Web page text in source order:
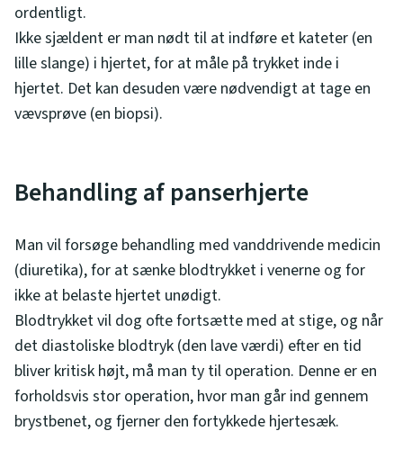
ordentligt.
Ikke sjældent er man nødt til at indføre et kateter (en
lille slange) i hjertet, for at måle på trykket inde i
hjertet. Det kan desuden være nødvendigt at tage en
vævsprøve (en biopsi).
Behandling af panserhjerte
Man vil forsøge behandling med vanddrivende medicin
(diuretika), for at sænke blodtrykket i venerne og for
ikke at belaste hjertet unødigt.
Blodtrykket vil dog ofte fortsætte med at stige, og når
det diastoliske blodtryk (den lave værdi) efter en tid
bliver kritisk højt, må man ty til operation. Denne er en
forholdsvis stor operation, hvor man går ind gennem
brystbenet, og fjerner den fortykkede hjertesæk.